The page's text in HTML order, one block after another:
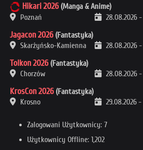
Hikari 2026 (Manga & Anime)
Poznań
28.08.2026 -
Jagacon 2026 (Fantastyka)
Skarżyńsko-Kamienna
28.08.2026 -
Tolkon 2026 (Fantastyka)
Chorzów
28.08.2026 -
KrosCon 2026 (Fantastyka)
Krosno
29.08.2026 -
Zalogowani Użytkownicy: 7
Użytkownicy Offline: 1,202